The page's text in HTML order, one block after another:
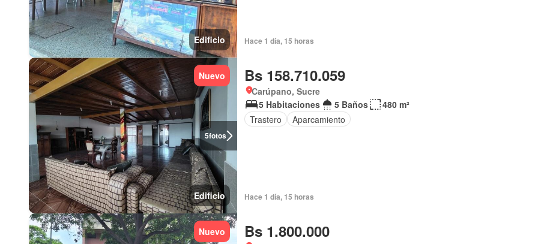
Edificio Hace 1 día, 15 horas
5fotos
Nuevo
Edificio
Bs 158.710.059
Carúpano, Sucre
5 Habitaciones
5 Baños
480 m²
Trastero
Aparcamiento
Hace 1 día, 15 horas
Nuevo Bs 1.800.000